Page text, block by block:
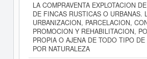
LA COMPRAVENTA EXPLOTACION
DE FINCAS RUSTICAS O URBANAS.
URBANIZACION, PARCELACION,
PROMOCION Y REHABILITACION,
PROPIA O AJENA DE TODO TIPO DE
POR NATURALEZA